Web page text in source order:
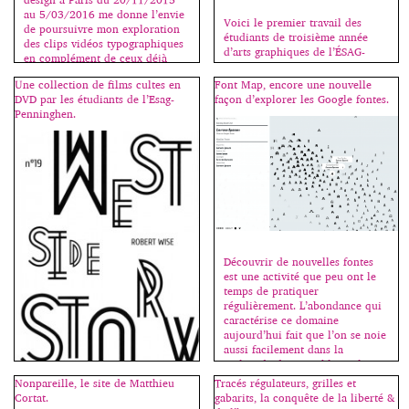
au 5/03/2016 me donne l’envie
de poursuivre mon exploration
des clips vidéos typographiques
en complément de ceux déjà
motion design). Tout le monde
s’accorde à dire que le pionnier
en ce domaine fut […]
Voici le premier travail des
étudiants de troisième année
d’arts graphiques de l’ÉSAG-
Penninghen, une affiche-
specimen, à la fois présentation
fonctionnelle, esthétique et
pédagogique d’un grand
caractère de l’histoire
typographique. Cliquez sur une
image pour démarrer le
diaporama. Merci à Jeff Blunden
qui m’assiste pour ce cours.
Une collection de films cultes en
DVD par les étudiants de l’Esag-
Penninghen.
Font Map, encore une nouvelle
façon d’explorer les Google fontes.
Découvrir de nouvelles fontes
est une activité que peu ont le
temps de pratiquer
régulièrement. L’abondance qui
caractérise ce domaine
aujourd’hui fait que l’on se noie
aussi facilement dans la
multitude des possibles et les
méandres du net. Kevin Ho a
donc imaginé un algorithme
Nonpareille, le site de Matthieu
Cortat.
Tracés régulateurs, grilles et
gabarits, la conquête de la liberté &